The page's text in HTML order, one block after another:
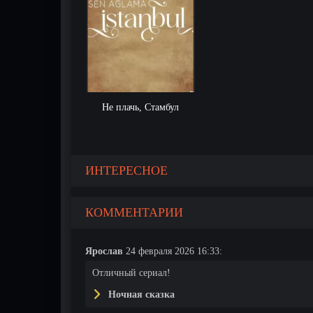
Не плачь, Стамбул
ИНТЕРЕСНОЕ
КОММЕНТАРИИ
Ярослав 24 февраля 2026 16:33:
Отличный сериал!
Ночная сказка